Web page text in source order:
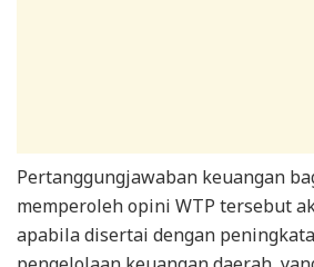
Pertanggungjawaban keuangan
memperoleh opini WTP tersebut
apabila disertai dengan